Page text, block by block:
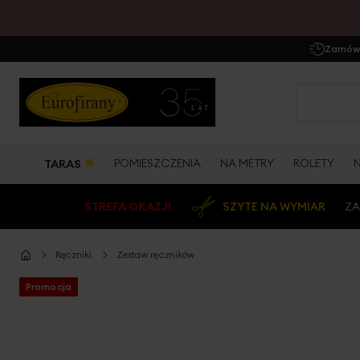
TARAS ☀ POMIESZCZENIA NA METRY ROLETY
STREFA OKAZJI SZYTE NA WYMIAR
Ręczniki Zestaw ręczników
Promocja